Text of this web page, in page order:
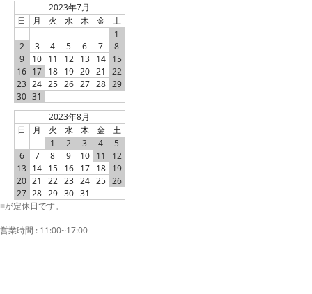
2023年7月
日
月 火 水 木 金
土
1
2
3 4 5 6 7
8
9
10 11 12 13 14 15
16 17 18 19 20 21
22
23 24 25 26 27 28 29
30 31
2023年8月
日
月 火 水 木 金
土
1
2 3 4
5
6
7 8 9 10 11
12
13 14 15 16 17 18 19
20 21 22 23 24 25 26
27 28 29 30 31
■が定休日です。
営業時間 : 11:00~17:00